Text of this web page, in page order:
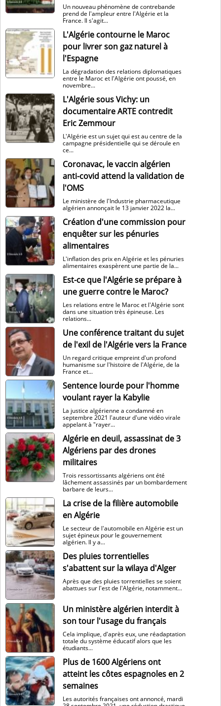
Un nouveau phénomène de contrebande
prend de l'ampleur entre l'Algérie et la
France. Il s'agit...
L'Algérie contourne le Maroc
pour livrer son gaz naturel à
l'Espagne
La dégradation des relations diplomatiques
entre le Maroc et l'Algérie ont poussé, en
novembre...
L'Algérie sous Vichy: un
documentaire ARTE contredit
Eric Zemmour
L'Algérie est un sujet qui est au centre de la
campagne présidentielle qui se déroule en
ce...
Coronavac, le vaccin algérien
anti-covid attend la validation de
l'OMS
Le ministère de l'Industrie pharmaceutique
algérien annonçait le 13 janvier 2022 la...
Création d'une commission pour
enquêter sur les pénuries
alimentaires
L'inflation des prix en Algérie et les pénuries
alimentaires exaspèrent une partie de la...
Est-ce que l'Algérie se prépare à
une guerre contre le Maroc?
Les relations entre le Maroc et l'Algérie sont
dans une situation très épineuse. Les
relations...
Une conférence traitant du sujet
de l'exil de l'Algérie vers la France
Un regard critique empreint d'un profond
humanisme sur l'histoire de l'Algérie, de la
France et...
Sentence lourde pour l'homme
voulant rayer la Kabylie
La justice algérienne a condamné en
septembre 2021 l'auteur d'une vidéo virale
appelant à "rayer...
Algérie en deuil, assassinat de 3
Algériens par des drones
militaires
Trois ressortissants algériens ont été
lâchement assassinés par un bombardement
barbare de leurs...
La crise de la filière automobile
en Algérie
Le secteur de l'automobile en Algérie est un
sujet épineux pour le gouvernement
algérien. Il y a...
Des pluies torrentielles
s'abattent sur la wilaya d'Alger
Après que des pluies torrentielles se soient
abattues sur l'est de l'Algérie, notamment...
Un ministère algérien interdit à
son tour l'usage du français
Cela implique, d'après eux, une réadaptation
totale du système éducatif alors que les
étudiants...
Plus de 1600 Algériens ont
atteint les côtes espagnoles en 2
semaines
Les autorités françaises ont annoncé, mardi